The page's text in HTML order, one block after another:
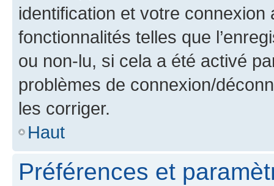
identification et votre
fonctionnalités telles que
ou non-lu, si cela a été activé
problèmes de connexion/
les corriger.
Haut
Préférences et